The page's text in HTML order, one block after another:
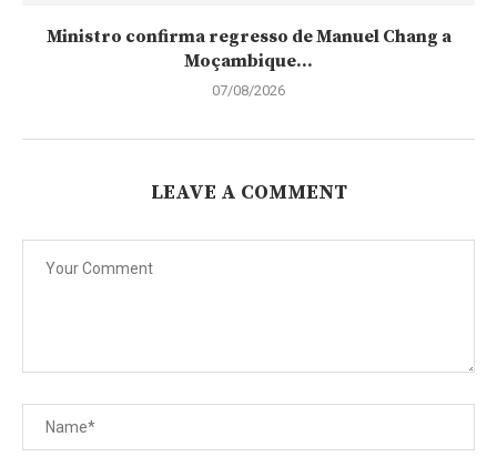
Ministro confirma regresso de Manuel Chang a
Moçambique...
07/08/2026
LEAVE A COMMENT